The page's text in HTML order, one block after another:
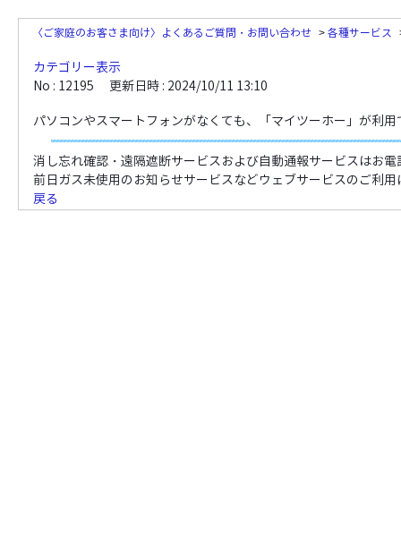
〈ご家庭のお客さま向け〉よくあるご質問・お問い合わせ >各種サービス
カテゴリー表示
No : 12195
更新日時 : 2024/10/11 13:10
パソコンやスマートフォンがなくても、「マイツーホー」が利
消し忘れ確認・遠隔遮断サービスおよび自動通報サービスはお
前日ガス未使用のお知らせサービスなどウェブサービスのご利
戻る